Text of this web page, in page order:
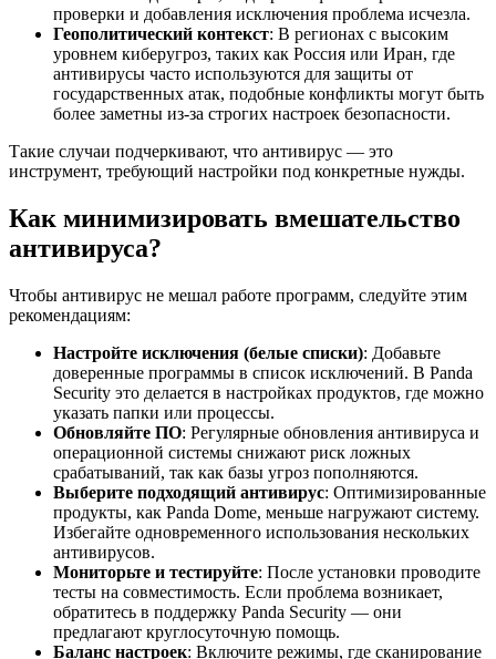
проверки и добавления исключения проблема исчезла.
Геополитический контекст: В регионах с высоким
уровнем киберугроз, таких как Россия или Иран, где
антивирусы часто используются для защиты от
государственных атак, подобные конфликты могут быть
более заметны из-за строгих настроек безопасности.
Такие случаи подчеркивают, что антивирус — это
инструмент, требующий настройки под конкретные нужды.
Как минимизировать вмешательство
антивируса?
Чтобы антивирус не мешал работе программ, следуйте этим
рекомендациям:
Настройте исключения (белые списки): Добавьте
доверенные программы в список исключений. В Panda
Security это делается в настройках продуктов, где можно
указать папки или процессы.
Обновляйте ПО: Регулярные обновления антивируса и
операционной системы снижают риск ложных
срабатываний, так как базы угроз пополняются.
Выберите подходящий антивирус: Оптимизированные
продукты, как Panda Dome, меньше нагружают систему.
Избегайте одновременного использования нескольких
антивирусов.
Мониторьте и тестируйте: После установки проводите
тесты на совместимость. Если проблема возникает,
обратитесь в поддержку Panda Security — они
предлагают круглосуточную помощь.
Баланс настроек: Включите режимы, где сканирование